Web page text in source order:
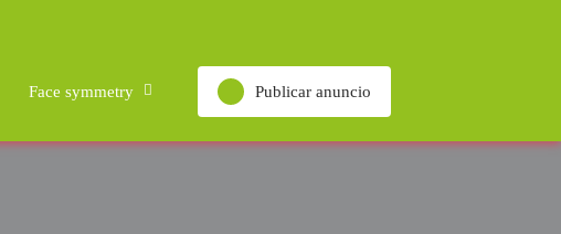
Publicar anuncio
Face symmetry